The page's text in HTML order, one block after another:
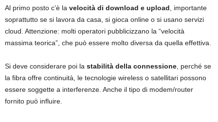
Al primo posto c’è la velocità di download e upload, importante
soprattutto se si lavora da casa, si gioca online o si usano servizi
cloud. Attenzione: molti operatori pubblicizzano la “velocità
massima teorica”, che può essere molto diversa da quella effettiva.
Si deve considerare poi la stabilità della connessione, perché se
la fibra offre continuità, le tecnologie wireless o satellitari possono
essere soggette a interferenze. Anche il tipo di modem/router
fornito può influire.